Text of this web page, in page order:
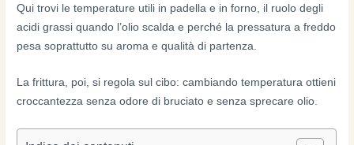
Qui trovi le temperature utili in padella e in forno, il ruolo degli
acidi grassi quando l’olio scalda e perché la pressatura a freddo
pesa soprattutto su aroma e qualità di partenza.
La frittura, poi, si regola sul cibo: cambiando temperatura ottieni
croccantezza senza odore di bruciato e senza sprecare olio.